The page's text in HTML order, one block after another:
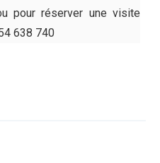
pour réserver une visite
638 740